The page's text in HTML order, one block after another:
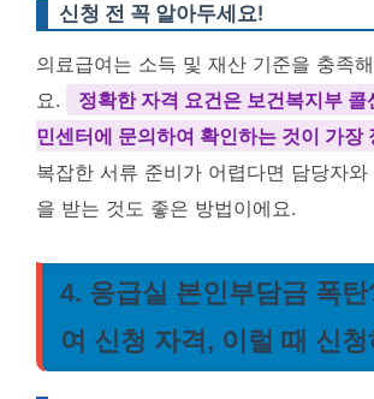
신청 전 꼭 알아두세요!
의료급여는 소득 및 재산 기준을 충족
요.
정확한 자격 요건은 보건복지부
민센터에 문의하여 확인하는 것이 가장
복잡한 서류 준비가 어렵다면 담당자
을 받는 것도 좋은 방법이에요.
4. 응급실 본인부담금 폭
여 신청 자격, 이럴 때 신